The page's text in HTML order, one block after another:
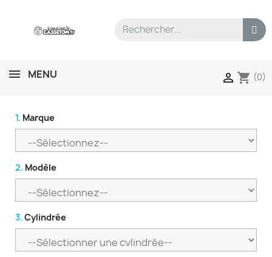
MENU  shopping_cart (0)
1. Marque
2. Modèle
3. Cylindrée